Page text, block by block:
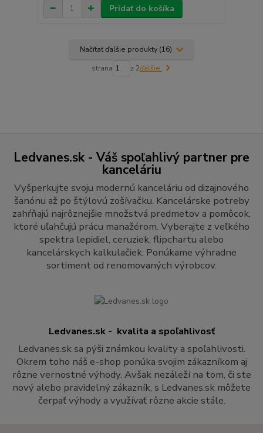
Pridať do košíka
Načítať ďalšie produkty (16)
strana z 2ďalšie
Ledvanes.sk - Váš spoľahlivý partner pre
kanceláriu
Vyšperkujte svoju modernú kanceláriu od dizajnového
šanónu až po štýlovú zošívačku. Kancelárske potreby
zahŕňajú najrôznejšie množstvá predmetov a pomôcok,
ktoré uľahčujú prácu manažérom. Vyberajte z veľkého
spektra lepidiel, ceruziek, flipchartu alebo
kancelárskych kalkulačiek. Ponúkame výhradne
sortiment od renomovaných výrobcov.
Ledvanes.sk - kvalita a spoľahlivosť
Ledvanes.sk sa pýši známkou kvality a spoľahlivosti.
Okrem toho náš e-shop ponúka svojim zákazníkom aj
rôzne vernostné výhody. Avšak nezáleží na tom, či ste
nový alebo pravidelný zákazník, s Ledvanes.sk môžete
čerpať výhody a využívať rôzne akcie stále.